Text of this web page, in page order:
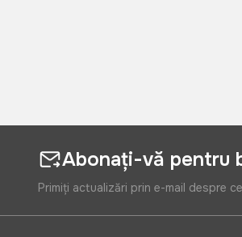
Abonați-vă pentru
Primiți actualizări prin e-mail despre